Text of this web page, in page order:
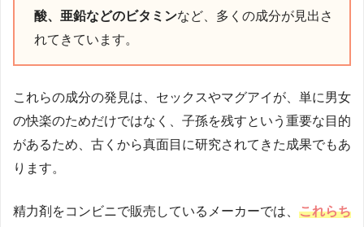
酸、亜鉛などのビタミンなど、多くの成分が見出さ
れてきています。
これらの成分の発見は、セックスやマグアイが、単に男女
の快楽のためだけではなく、子孫を残すという重要な目的
があるため、古くから真面目に研究されてきた成果でもあ
ります。
精力剤をコンビニで販売しているメーカーでは、 これらち